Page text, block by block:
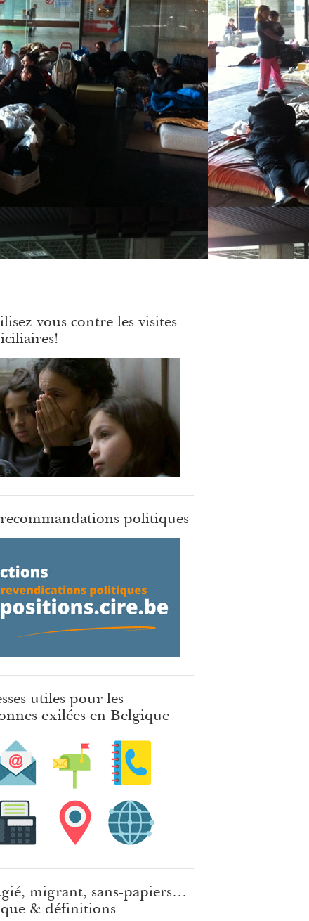
vous contre les visites
politiques
utiles pour les
exilées en Belgique
migrant, sans-papiers…
& définitions